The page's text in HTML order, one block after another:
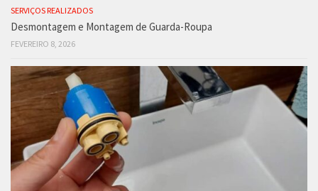
SERVIÇOS REALIZADOS
Desmontagem e Montagem de Guarda-Roupa
FEVEREIRO 8, 2026